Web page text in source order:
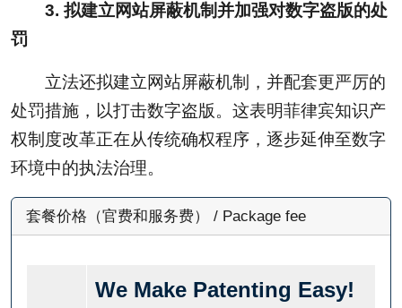
3. 拟建立网站屏蔽机制并加强对数字盗版的处
罚
立法还拟建立网站屏蔽机制，并配套更严厉的
处罚措施，以打击数字盗版。这表明菲律宾知识产
权制度改革正在从传统确权程序，逐步延伸至数字
环境中的执法治理。
套餐价格（官费和服务费） / Package fee
We Make Patenting Easy!